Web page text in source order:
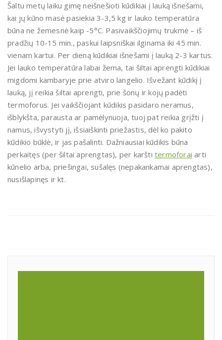
Šaltu metų laiku gimę neišnešioti kūdikiai į lauką išnešami,
kai jų kūno masė pasiekia 3-3,5 kg ir lauko temperatūra
būna ne žemesnė kaip -5°C. Pasivaikščiojimų trukmė – iš
pradžių 10-15 min., paskui laipsniškai ilginama iki 45 min.
vienam kartui. Per dieną kūdikiai išnešami į lauką 2-3 kartus.
Jei lauko temperatūra labai žema, tai šiltai aprengti kūdikiai
migdomi kambaryje prie atviro langelio. Išvežant kūdikį į
lauką, jį reikia šiltai aprengti, prie šonų ir kojų padėti
termoforus. Jei vaikščiojant kūdikis pasidaro neramus,
išblykšta, parausta ar pamėlynuoja, tuoj pat reikia grįžti į
namus, išvystyti jį, išsiaiškinti priežastis, dėl ko pakito
kūdikio būklė, ir jas pašalinti. Dažniausiai kūdikis būna
perkaitęs (per šiltai aprengtas), per karšti termoforai arti
kūnelio arba, priešingai, sušalęs (nepakankamai aprengtas),
nusišlapinęs ir kt.